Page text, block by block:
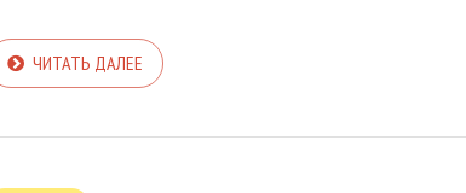
ЧИТАТЬ ДАЛЕЕ